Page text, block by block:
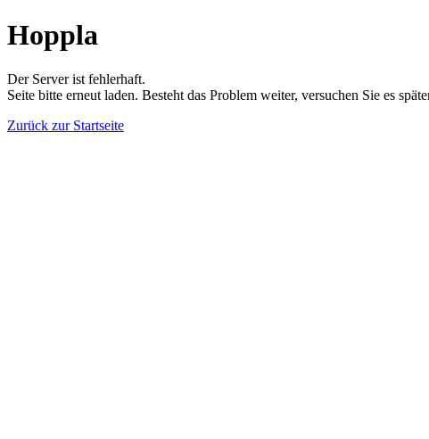
Hoppla
Der Server ist fehlerhaft.
Seite bitte erneut laden. Besteht das Problem weiter, versuchen Sie es
Zurück zur Startseite